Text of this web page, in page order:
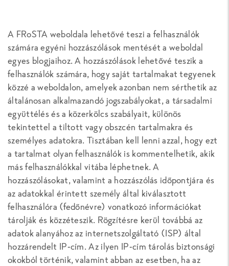
A FRoSTA weboldala lehetővé teszi a felhasználók
számára egyéni hozzászólások mentését a weboldal
egyes blogjaihoz. A hozzászólások lehetővé teszik a
felhasználók számára, hogy saját tartalmakat tegyenek
közzé a weboldalon, amelyek azonban nem sérthetik az
általánosan alkalmazandó jogszabályokat, a társadalmi
együttélés és a közerkölcs szabályait, különös
tekintettel a tiltott vagy obszcén tartalmakra és
személyes adatokra. Tisztában kell lenni azzal, hogy ezt
a tartalmat olyan felhasználók is kommentelhetik, akik
más felhasználókkal vitába léphetnek. A
hozzászólásokat, valamint a hozzászólás időpontjára és
az adatokkal érintett személy által kiválasztott
felhasználóra (fedőnévre) vonatkozó információkat
tárolják és közzéteszik. Rögzítésre kerül továbbá az
adatok alanyához az internetszolgáltató (ISP) által
hozzárendelt IP-cím. Az ilyen IP-cím tárolás biztonsági
okokból történik, valamint abban az esetben, ha az